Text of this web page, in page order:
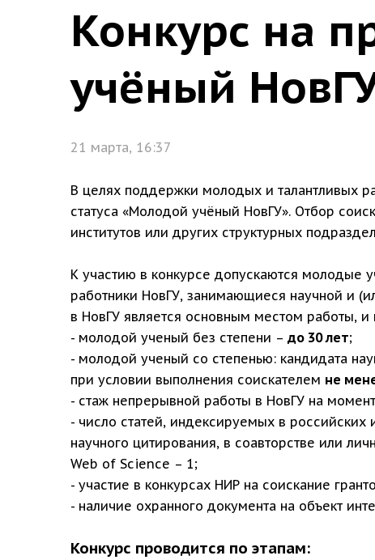
Конкурс на
учёный
21 марта, 16:37
В целях поддержки молодых и талантливых
статуса «Молодой учёный НовГУ». Отбор
институтов или других структурных
К участию в конкурсе допускаются молодые
работники НовГУ, занимающиеся научной и
в НовГУ является основным местом работы,
- молодой ученый без степени – до 30 лет;
- молодой ученый со степенью: кандидата
при условии выполнения соискателем не
- стаж непрерывной работы в НовГУ на
- число статей, индексируемых в
научного цитирования, в соавторстве или
Web of Science – 1;
- участие в конкурсах НИР на соискание
- наличие охранного документа на объект
Конкурс проводится по этапам: